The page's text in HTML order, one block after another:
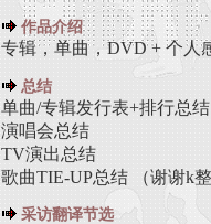
作品介绍
专辑，单曲，DVD + 个人
总结
单曲/专辑发行表+排行总
演唱会总结
TV演出总结
歌曲TIE-UP总结 （谢谢k
采访翻译节选